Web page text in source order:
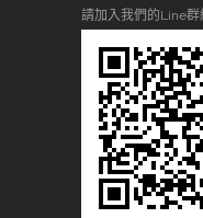
請加入我們的Line